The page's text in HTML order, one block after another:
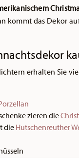
kommt das Dekor
erhalten Sie
zieren die
die Hutschenreuther